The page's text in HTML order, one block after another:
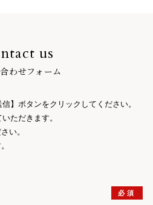
us
わせフォーム
】ボタンをクリックしてください。
ただきます。
い。